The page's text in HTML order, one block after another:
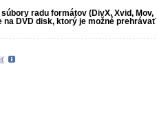
radu formátov (DivX, Xvid, Mov,
na DVD disk, ktorý je možné prehrávať